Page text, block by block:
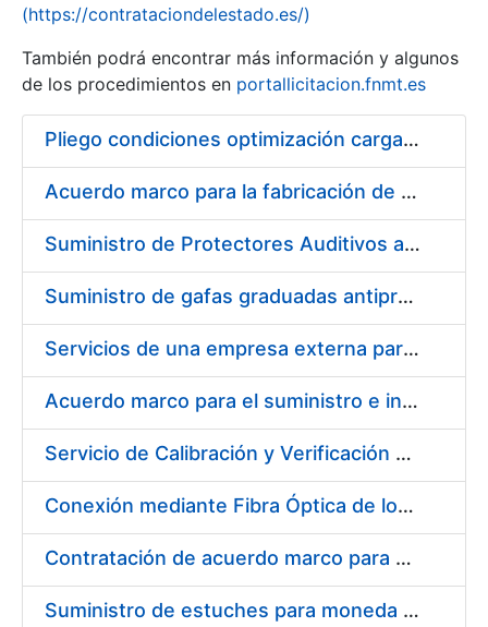
Show/Hide
(https://contrataciondelestado.es/)
También podrá encontrar más información y algunos
de los procedimientos en portallicitacion.fnmt.es
Pliego condiciones optimización cargas compras firmado
Acuerdo marco para la fabricación de piezas
Suministro de Protectores Auditivos a medida para las personas trabajadoras de los Centros de Trabajo de Madrid y Burgos
Suministro de gafas graduadas antiproyecciones para los trabajadores de la FNMT-RCM en los centros de trabajo de Madrid y Burgos
Servicios de una empresa externa para el asesoramiento y resolución de los recursos de alzada que se presentan relacionados con procesos de selección para la FNMT-RCM
Acuerdo marco para el suministro e instalación de persianas, estores y otros complementos
Servicio de Calibración y Verificación Externa de los Equipos de Medición del Servicio de Prevención de la FNMT-RCM
Conexión mediante Fibra Óptica de los Centros de Proceso de Datos (CPDs) de las sedes de la FNMT-RCM de Burgos y Madrid
Contratación de acuerdo marco para el Suministro de Material de Electricidad para la Fábrica Nacional de Moneda y Timbre-Real Casa de la Moneda en su centro de trabajo de Burgos
Suministro de estuches para moneda de 30 €